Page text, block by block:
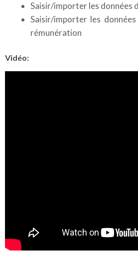
Saisir/importer les données
Saisir/importer les
rémunération
Vidéo: